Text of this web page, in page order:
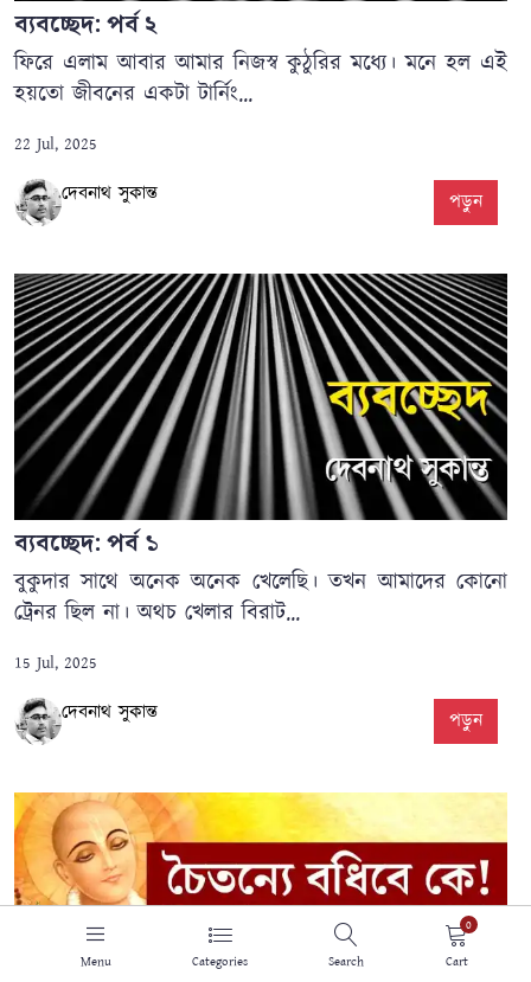
Menu Categories Search Cart
0
ব্যবচ্ছেদ: পর্ব ২
ফিরে এলাম আবার আমার নিজস্ব কুঠুরির মধ্যে। মনে হল এই
হয়তো জীবনের একটা টার্নিং...
22 Jul, 2025
দেবনাথ সুকান্ত পড়ুন
ব্যবচ্ছেদ: পর্ব ১
বুকুদার সাথে অনেক অনেক খেলেছি। তখন আমাদের কোনো
ট্রেনর ছিল না। অথচ খেলার বিরাট...
15 Jul, 2025
দেবনাথ সুকান্ত পড়ুন